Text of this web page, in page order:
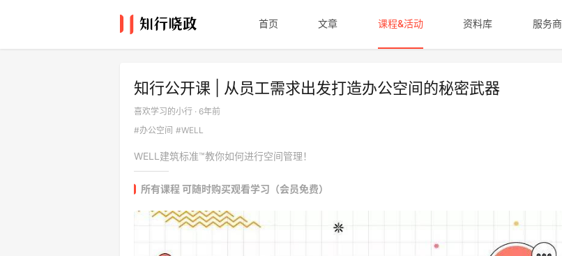
首页 文章 课程&活动 资料库 服务商
知行公开课 | 从员工需求出发打造办公空间的秘密武器
喜欢学习的小行 · 6年前
#办公空间 #WELL
WELL建筑标准™教你如何进行空间管理！
所有课程 可随时购买观看学习（会员免费）